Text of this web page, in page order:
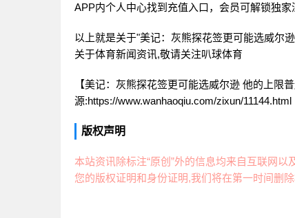
APP内个人中心找到充值入口，会员可解锁独
以上就是关于"美记：灰熊探花签更可能选威尔
关于体育新闻资讯,敬请关注叭球体育
【美记：灰熊探花签更可能选威尔逊 他的上限
源:https://www.wanhaoqiu.com/zixun/11144.html
版权声明
本站资讯除标注“原创”外的信息均来自互联网
您的版权证明和身份证明,我们将在第一时间删